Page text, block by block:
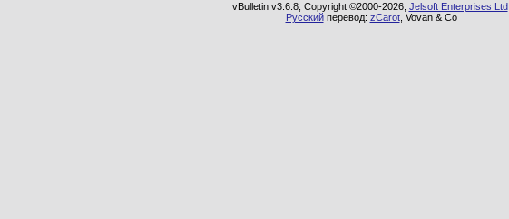
vBulletin v3.6.8, Copyright ©2000-2026, Jelsoft Enterprises Ltd.
Русскийперевод: zCarot, Vovan & Co